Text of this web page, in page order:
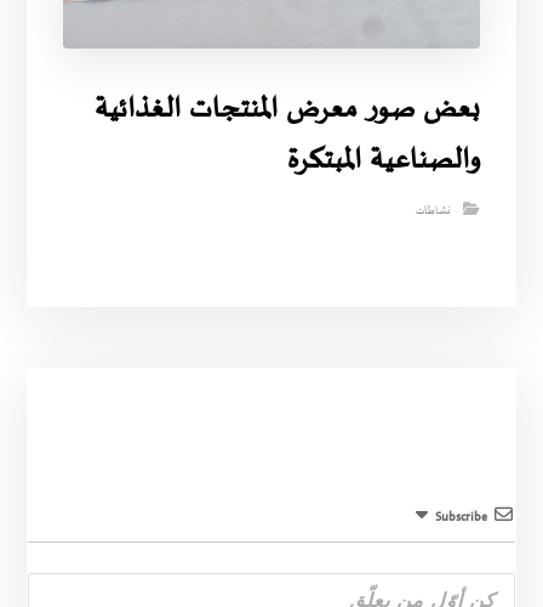
بعض صور معرض المنتجات الغذائية
والصناعية المبتكرة
نشاطات
Subscribe